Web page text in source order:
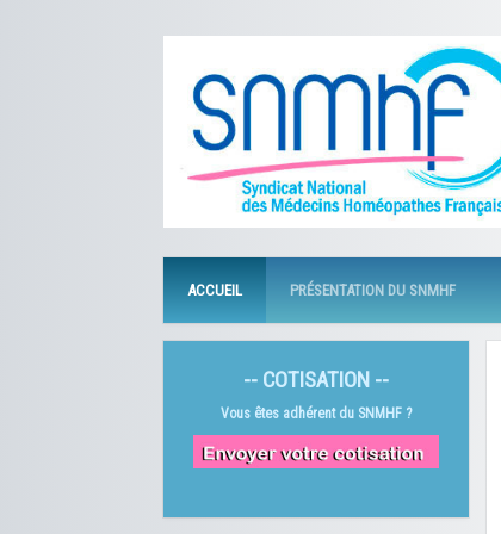
ACCUEIL PRÉSENTATION DU SNMHF
-- COTISATION --
Vous êtes adhérent du SNMHF ?